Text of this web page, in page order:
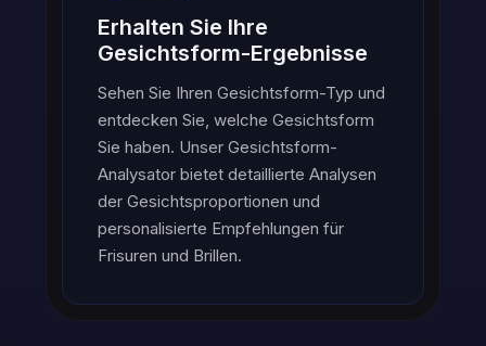
Erhalten Sie Ihre
Gesichtsform-Ergebnisse
Sehen Sie Ihren Gesichtsform-Typ und
entdecken Sie, welche Gesichtsform
Sie haben. Unser Gesichtsform-
Analysator bietet detaillierte Analysen
der Gesichtsproportionen und
personalisierte Empfehlungen für
Frisuren und Brillen.